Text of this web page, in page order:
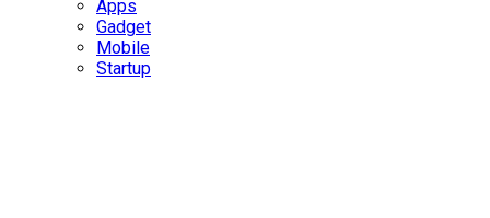
Apps
Gadget
Mobile
Startup